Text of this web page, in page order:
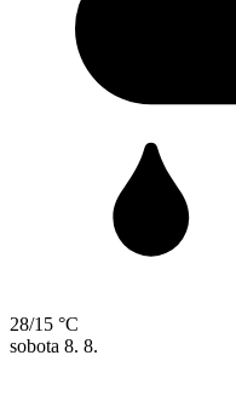
28/15 °C
sobota 8. 8.